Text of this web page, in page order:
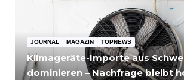
JOURNAL MAGAZIN TOPNEWS
Klimageräte-Importe aus
dominieren – Nachfrage bleibt